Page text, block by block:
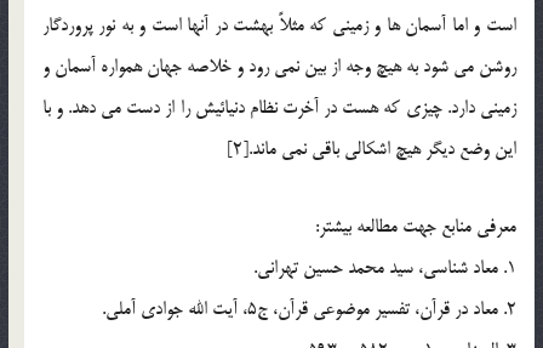
است و اما آسمان ها و زميني كه مثلاً بهشت در آنها است و به نور پروردگار
روشن مي شود به هيچ وجه از بين نمي رود و خلاصه جهان همواره آسمان و
زميني دارد. چيزي كه هست در آخرت نظام دنيائيش را از دست مي دهد. و با
اين وضع ديگر هيچ اشكالي باقي نمي ماند.[2]
معرفي منابع جهت مطالعه بيشتر:
1. معاد شناسي، سيد محمد حسين تهراني.
2. معاد در قرآن، تفسير موضوعي قرآن، ج5، آيت الله جوادي آملي.